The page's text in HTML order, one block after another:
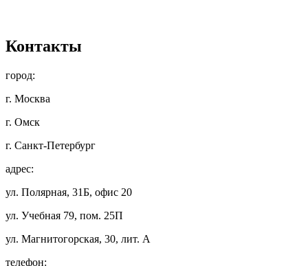
Контакты
город:
г. Москва
г. Омск
г. Санкт-Петербург
адрес:
ул. Полярная, 31Б, офис 20
ул. Учебная 79, пом. 25П
ул. Магнитогорская, 30, лит. А
телефон: